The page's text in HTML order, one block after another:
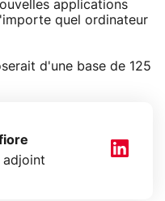
applications
quel ordinateur
d'une base de 125
adjoint